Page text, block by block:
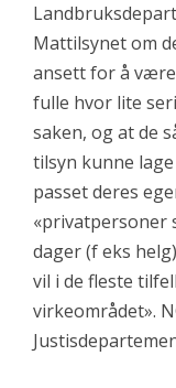
Mattilsynet om
ansett for å
fulle hvor lite
saken, og at de
tilsyn kunne
passet deres
«privatpersoner
dager (f eks
vil i de fleste
virkeområdet».